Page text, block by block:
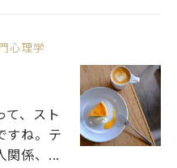
心理学
て、スト
すね。テ
関係、...